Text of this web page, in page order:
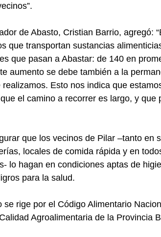
de Abasto, Cristian Barrio, agregó:
que transportan sustancias
que pasan a Abastar: de 140 en
aumento se debe también a la
Esto nos indica que
el camino a recorrer es largo, y que
que los vecinos de Pilar –tanto en
locales de comida rápida y en
lo hagan en condiciones aptas de
para la salud.
se rige por el Código Alimentario
Agroalimentaria de la Provincia